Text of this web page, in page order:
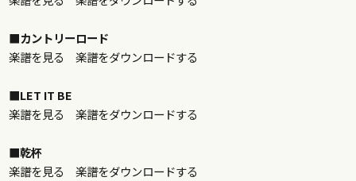
■カントリーロード
楽譜を見る
楽譜をダウンロードする
■LET IT BE
楽譜を見る
楽譜をダウンロードする
■乾杯
楽譜を見る
楽譜をダウンロードする